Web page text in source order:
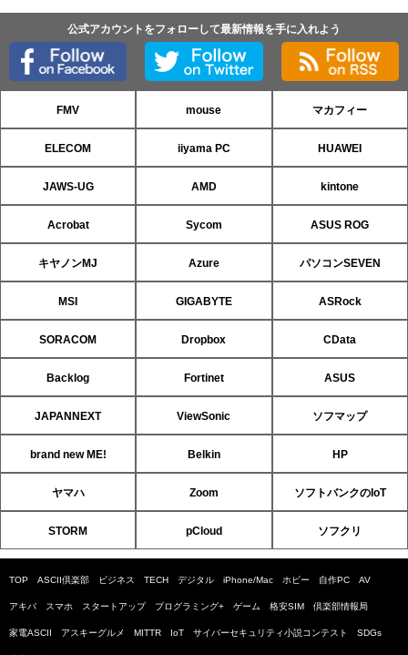
公式アカウントをフォローして最新情報を手に入れよう
FMV mouse マカフィー
ELECOM iiyama PC HUAWEI
JAWS-UG AMD kintone
Acrobat Sycom ASUS ROG
キヤノンMJ Azure パソコンSEVEN
MSI GIGABYTE ASRock
SORACOM Dropbox CData
Backlog Fortinet ASUS
JAPANNEXT ViewSonic ソフマップ
brand new ME! Belkin HP
ヤマハ Zoom ソフトバンクのIoT
STORM pCloud ソフクリ
TOP ASCII倶楽部 ビジネス TECH デジタル iPhone/Mac ホビー 自作PC AV
アキバ スマホ スタートアップ プログラミング+ ゲーム 格安SIM 倶楽部情報局
家電ASCII アスキーグルメ MITTR IoT サイバーセキュリティ小説コンテスト SDGs